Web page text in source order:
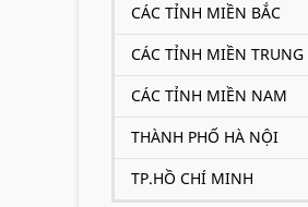
CÁC TỈNH MIỀN BẮC
CÁC TỈNH MIỀN TRUNG
CÁC TỈNH MIỀN NAM
THÀNH PHỐ HÀ NỘI
TP.HỒ CHÍ MINH